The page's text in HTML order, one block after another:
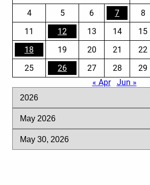
4
5 6 7 8
11
12 13 14 15
18
19 20 21 22
25
26 27 28 29
« Apr
Jun »
c
i
e
c
ic